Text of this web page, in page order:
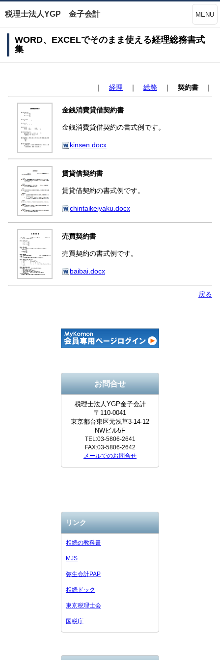
税理士法人YGP 金子会計 MENU
WORD、EXCELでそのまま使える経理総務書式
集
｜ 経理 ｜ 総務 ｜ 契約書 ｜
金銭消費貸借契約書
金銭消費貸借契約の書式例です。
kinsen.docx
賃貸借契約書
賃貸借契約の書式例です。
chintaikeiyaku.docx
売買契約書
売買契約の書式例です。
baibai.docx
戻る
お問合せ
税理士法人YGP金子会計
〒110-0041
東京都台東区元浅草3-14-12
NWビル5F
TEL:03-5806-2641
FAX:03-5806-2642
メールでのお問合せ
リンク
相続の教科書
MJS
弥生会計PAP
相続ドック
東京税理士会
国税庁